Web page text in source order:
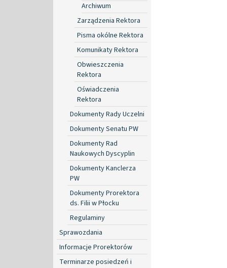
Archiwum
Zarządzenia Rektora
Pisma okólne Rektora
Komunikaty Rektora
Obwieszczenia
Rektora
Oświadczenia
Rektora
Dokumenty Rady Uczelni
Dokumenty Senatu PW
Dokumenty Rad
Naukowych Dyscyplin
Dokumenty Kanclerza
PW
Dokumenty Prorektora
ds. Filii w Płocku
Regulaminy
Sprawozdania
Informacje Prorektorów
Terminarze posiedzeń i